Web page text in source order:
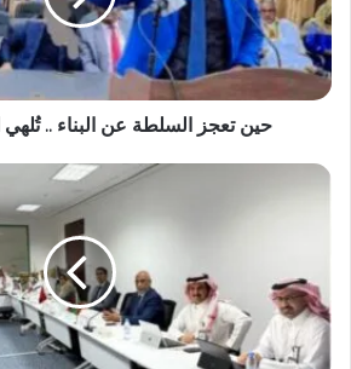
حين تعجز السلطة عن البناء .. تُلهي